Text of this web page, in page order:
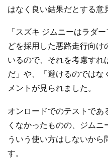
はなく良い結果だとする意
「スズキ ジムニーはラダ
どを採用した悪路走行向け
いるので、それを考慮すれ
だ」や、「避けるのではな
メントが見られました。
オンロードでのテストであ
くなかったものの、ジム
ういう使い方はしないか
す。